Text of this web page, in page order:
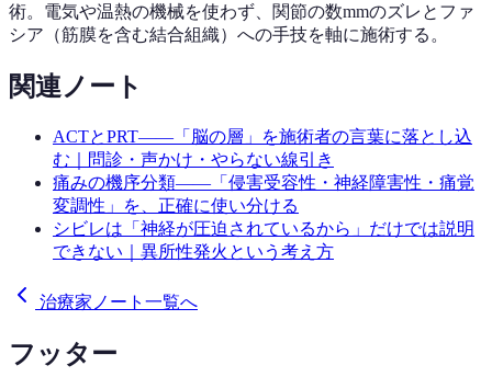
術。電気や温熱の機械を使わず、関節の数mmのズレとファ
シア（筋膜を含む結合組織）への手技を軸に施術する。
関連ノート
ACTとPRT——「脳の層」を施術者の言葉に落とし込
む｜問診・声かけ・やらない線引き
痛みの機序分類——「侵害受容性・神経障害性・痛覚
変調性」を、正確に使い分ける
シビレは「神経が圧迫されているから」だけでは説明
できない｜異所性発火という考え方
治療家ノート一覧へ
フッター